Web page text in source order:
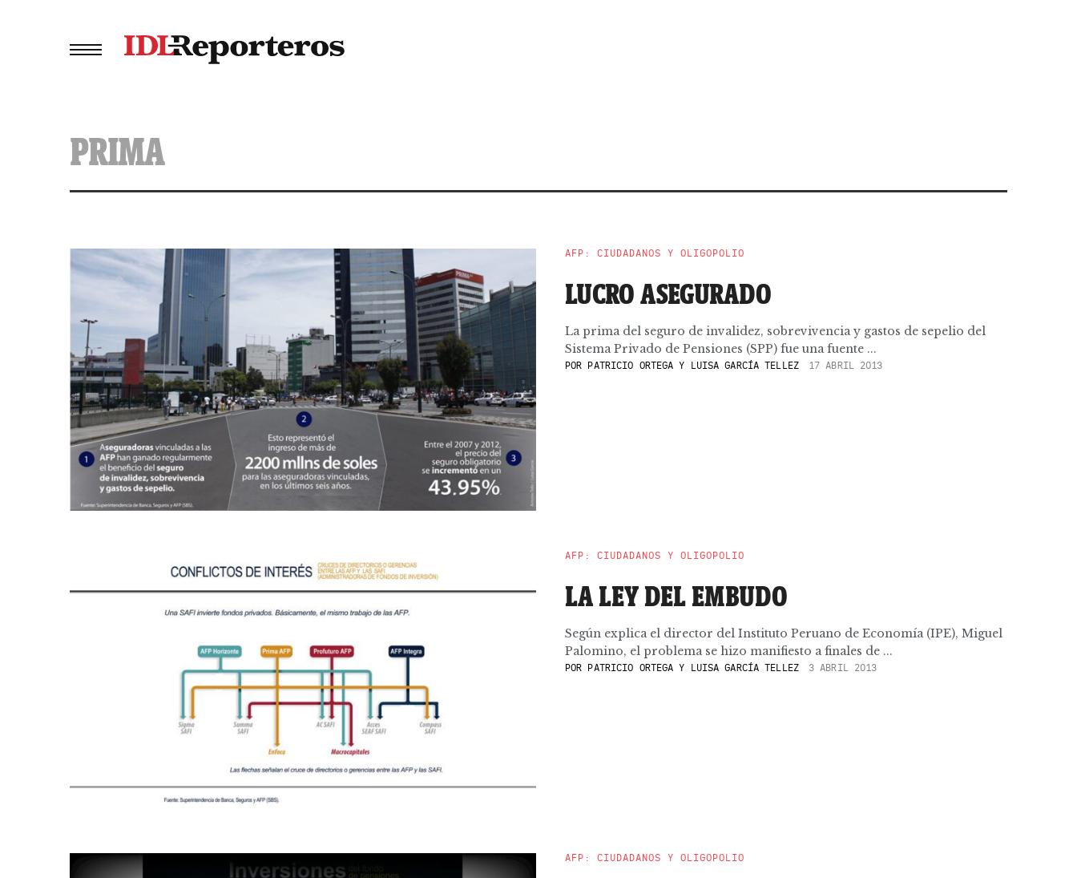
PRIMA
AFP: CIUDADANOS Y OLIGOPOLIO
LUCRO ASEGURADO
La prima del seguro de invalidez, sobrevivencia y gastos de sepelio del
Sistema Privado de Pensiones (SPP) fue una fuente ...
POR PATRICIO ORTEGA Y LUISA GARCÍA TELLEZ 17 ABRIL 2013
AFP: CIUDADANOS Y OLIGOPOLIO
LA LEY DEL EMBUDO
Según explica el director del Instituto Peruano de Economía (IPE), Miguel
Palomino, el problema se hizo manifiesto a finales de ...
POR PATRICIO ORTEGA Y LUISA GARCÍA TELLEZ 3 ABRIL 2013
AFP: CIUDADANOS Y OLIGOPOLIO